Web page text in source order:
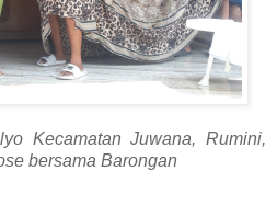
Kecamatan Juwana, Rumini,
bersama Barongan